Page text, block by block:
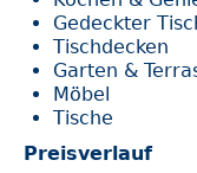
Gedeckter
Tischdecken
Garten &
Möbel
Tische
Preisverlauf